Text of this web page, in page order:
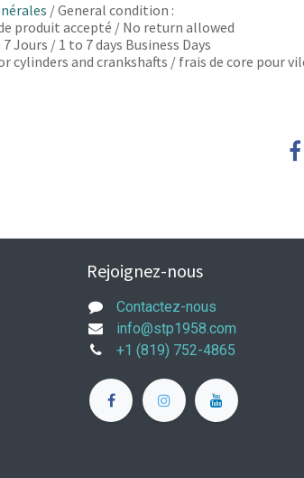
/ General condition :
produit accepté / No return allowed
Jours / 1 to 7 days Business Days
cylinders and crankshafts / frais de core pour
Rejoignez-nous
Contactez-nous
info@stp1958.com
+1 (819) 752-4865